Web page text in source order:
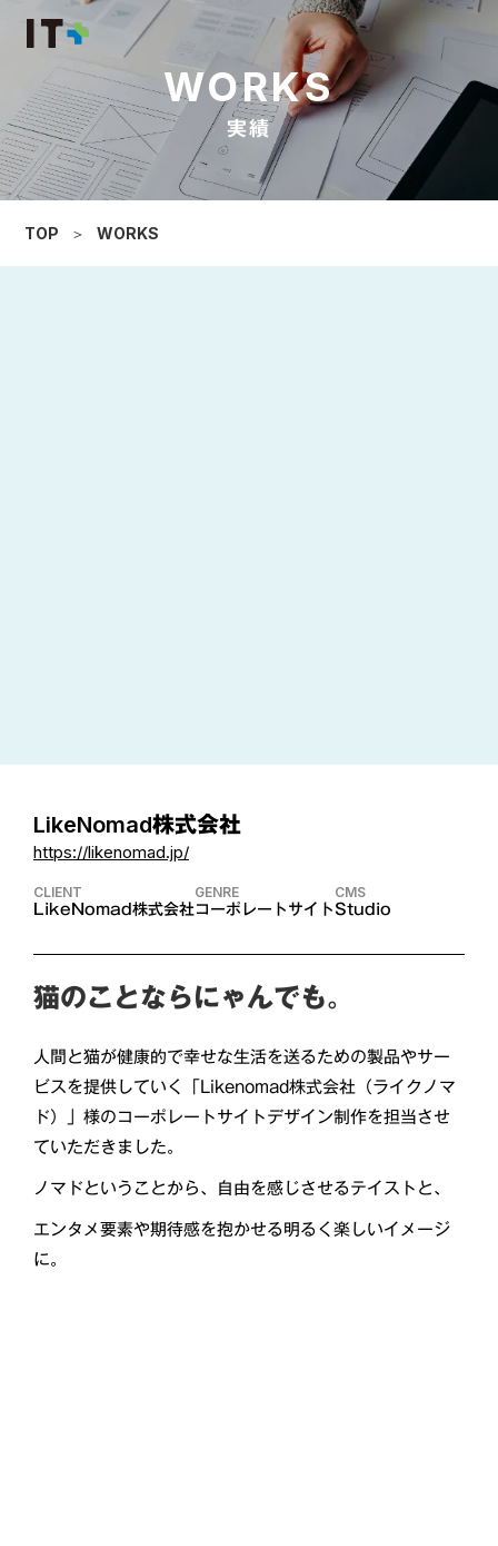
WORKS
実績
TOP ＞ WORKS
LikeNomad株式会社
https://likenomad.jp/
CLIENT
LikeNomad株式会社
GENRE
コーポレートサイト
CMS
Studio
猫のことならにゃんでも。
人間と猫が健康的で幸せな生活を送るための製品やサー
ビスを提供していく「Likenomad株式会社（ライクノマ
ド）」様のコーポレートサイトデザイン制作を担当させ
ていただきました。
ノマドということから、自由を感じさせるテイストと、
エンタメ要素や期待感を抱かせる明るく楽しいイメージ
に。